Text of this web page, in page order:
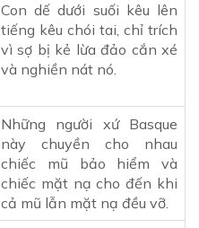
Con dế dưới suối kêu lên
tiếng kêu chói tai, chỉ trích
vì sợ bị kẻ lừa đảo cắn xé
và nghiền nát nó.
Những người xứ Basque
này chuyền cho nhau
chiếc mũ bảo hiểm và
chiếc mặt nạ cho đến khi
cả mũ lẫn mặt nạ đều vỡ.